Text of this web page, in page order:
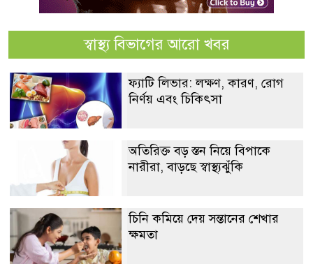
স্বাস্থ্য বিভাগের আরো খবর
ফ্যাটি লিভার: লক্ষণ, কারণ, রোগ
নির্ণয় এবং চিকিৎসা
অতিরিক্ত বড় স্তন নিয়ে বিপাকে
নারীরা, বাড়ছে স্বাস্থ্যঝুঁকি
চিনি কমিয়ে দেয় সন্তানের শেখার
ক্ষমতা